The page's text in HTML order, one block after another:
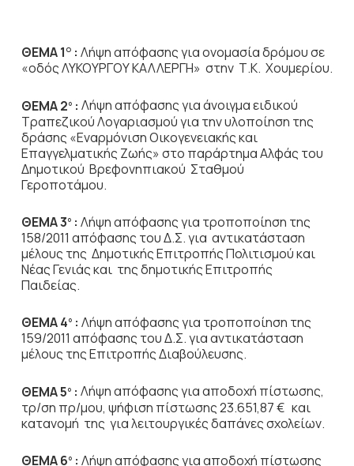
ΘΕΜΑ 1 Ο: Λήψη απόφασης για ονομασία δρόμου σε
«οδός ΛΥΚΟΥΡΓΟΥ ΚΑΛΛΕΡΓΗ» στην Τ.Κ. Χουμερίου.
ΘΕΜΑ 2ο: Λήψη απόφασης για άνοιγμα ειδικού
Τραπεζικού Λογαριασμού για την υλοποίηση της
δράσης «Εναρμόνιση Οικογενειακής και
Επαγγελματικής Ζωής» στο παράρτημα Αλφάς του
Δημοτικού Βρεφονηπιακού Σταθμού
Γεροποτάμου.
ΘΕΜΑ 3ο: Λήψη απόφασης για τροποποίηση της
158/2011 απόφασης του Δ.Σ. για αντικατάσταση
μέλους της Δημοτικής Επιτροπής Πολιτισμού και
Νέας Γενιάς και της δημοτικής Επιτροπής
Παιδείας.
ΘΕΜΑ 4ο: Λήψη απόφασης για τροποποίηση της
159/2011 απόφασης του Δ.Σ. για αντικατάσταση
μέλους της Επιτροπής Διαβούλευσης.
ΘΕΜΑ 5ο: Λήψη απόφασης για αποδοχή πίστωσης,
τρ/ση πρ/μου, ψήφιση πίστωσης 23.651,87 € και
κατανομή της για λειτουργικές δαπάνες σχολείων.
ΘΕΜΑ 6ο: Λήψη απόφασης για αποδοχή πίστωσης